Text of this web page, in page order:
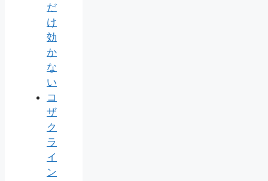
だ
け
効
か
な
い
コ
ザ
ク
ラ
イ
ン